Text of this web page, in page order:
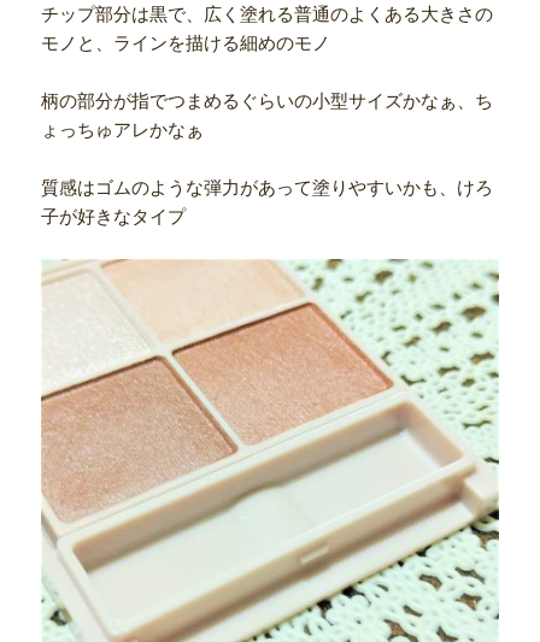
チップ部分は黒で、広く塗れる普通のよくある大きさの
モノと、ラインを描ける細めのモノ
柄の部分が指でつまめるぐらいの小型サイズかなぁ、ち
ょっちゅアレかなぁ
質感はゴムのような弾力があって塗りやすいかも、けろ
子が好きなタイプ